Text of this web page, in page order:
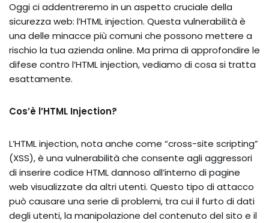
Oggi ci addentreremo in un aspetto cruciale della
sicurezza web: l’HTML injection. Questa vulnerabilità è
una delle minacce più comuni che possono mettere a
rischio la tua azienda online. Ma prima di approfondire le
difese contro l’HTML injection, vediamo di cosa si tratta
esattamente.
Cos’è l’HTML Injection?
L’HTML injection, nota anche come “cross-site scripting”
(XSS), è una vulnerabilità che consente agli aggressori
di inserire codice HTML dannoso all’interno di pagine
web visualizzate da altri utenti. Questo tipo di attacco
può causare una serie di problemi, tra cui il furto di dati
degli utenti, la manipolazione del contenuto del sito e il